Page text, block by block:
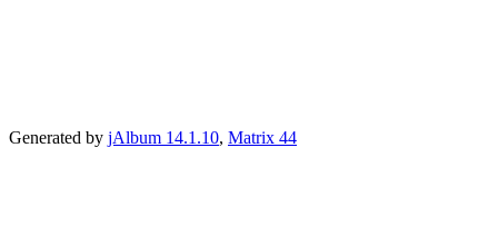
Generated by jAlbum 14.1.10, Matrix 44